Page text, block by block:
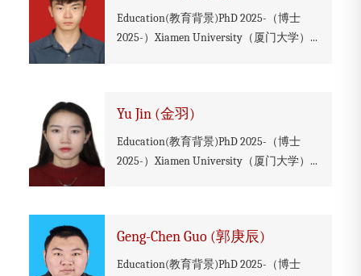
Education(教育背景)PhD 2025-（博士
2025-）Xiamen University（厦门大学）...
Yu Jin (金羽)
Education(教育背景)PhD 2025-（博士
2025-）Xiamen University（厦门大学）...
Geng-Chen Guo (郭庚辰)
Education(教育背景)PhD 2025-（博士